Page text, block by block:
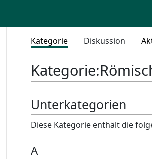
Kategorie Diskussion
Kategorie:
Unterkategorien
Diese Kategorie enthält die
A